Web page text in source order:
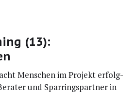
(13):
Men­schen im Pro­jekt erfolg­
und Spar­rings­part­ner in